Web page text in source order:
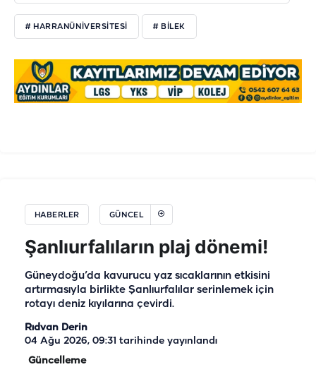
# HARRANÜNIVERSITESI # BILEK
HABERLER GÜNCEL
Şanlıurfalıların plaj dönemi!
Güneydoğu’da kavurucu yaz sıcaklarının etkisini
artırmasıyla birlikte Şanlıurfalılar serinlemek için
rotayı deniz kıyılarına çevirdi.
Rıdvan Derin
04 Ağu 2026, 09:31 tarihinde yayınlandı
Güncelleme